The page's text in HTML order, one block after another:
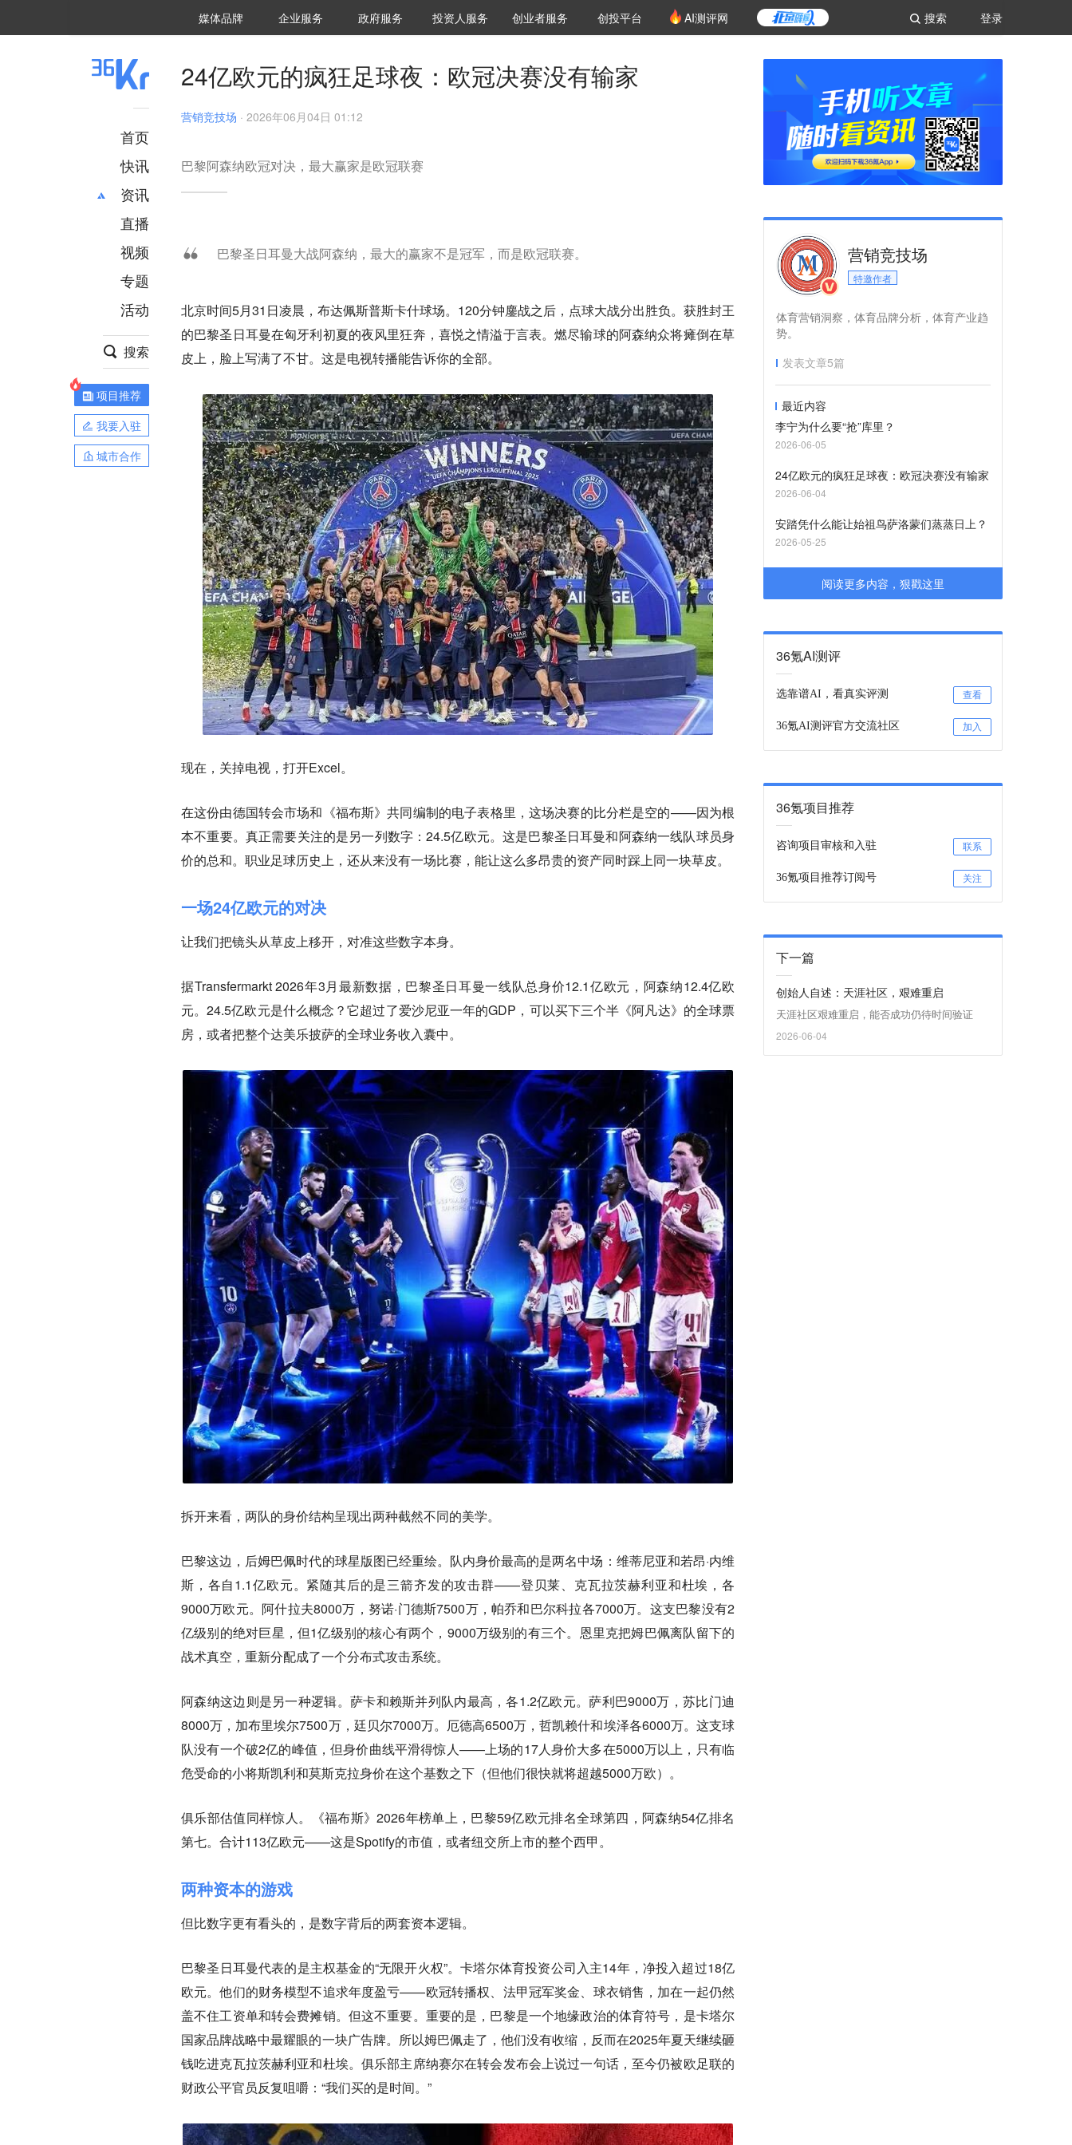
登录
搜索
媒体品牌 36Kr研究院
企业服务 城市之窗
政府服务 VClub投资机构库
投资机构职位推介
投资人服务 创投氪堂
创业者服务 创投平台 AI测评网
首页
快讯
资讯
推荐
财经
项目推荐
安徽
直播
视频
专题
活动
搜索
项目推荐
我要入驻
城市合作
24亿欧元的疯狂足球夜：欧冠决赛没有输家
营销竞技场 · 2026年06月04日 01:12
巴黎阿森纳欧冠对决，最大赢家是欧冠联赛
巴黎圣日耳曼大战阿森纳，最大的赢家不是冠军，而是欧冠联赛。
北京时间5月31日凌晨，布达佩斯普斯卡什球场。120分钟鏖战之后，点球大战分出胜负。获胜封王
的巴黎圣日耳曼在匈牙利初夏的夜风里狂奔，喜悦之情溢于言表。燃尽输球的阿森纳众将瘫倒在草
皮上，脸上写满了不甘。这是电视转播能告诉你的全部。
现在，关掉电视，打开Excel。
在这份由德国转会市场和《福布斯》共同编制的电子表格里，这场决赛的比分栏是空的——因为根
本不重要。真正需要关注的是另一列数字：24.5亿欧元。这是巴黎圣日耳曼和阿森纳一线队球员身
价的总和。职业足球历史上，还从来没有一场比赛，能让这么多昂贵的资产同时踩上同一块草皮。
一场24亿欧元的对决
让我们把镜头从草皮上移开，对准这些数字本身。
据Transfermarkt 2026年3月最新数据，巴黎圣日耳曼一线队总身价12.1亿欧元，阿森纳12.4亿欧
元。24.5亿欧元是什么概念？它超过了爱沙尼亚一年的GDP，可以买下三个半《阿凡达》的全球票
房，或者把整个达美乐披萨的全球业务收入囊中。
拆开来看，两队的身价结构呈现出两种截然不同的美学。
巴黎这边，后姆巴佩时代的球星版图已经重绘。队内身价最高的是两名中场：维蒂尼亚和若昂·内维
斯，各自1.1亿欧元。紧随其后的是三箭齐发的攻击群——登贝莱、克瓦拉茨赫利亚和杜埃，各
9000万欧元。阿什拉夫8000万，努诺·门德斯7500万，帕乔和巴尔科拉各7000万。这支巴黎没有2
亿级别的绝对巨星，但1亿级别的核心有两个，9000万级别的有三个。恩里克把姆巴佩离队留下的
战术真空，重新分配成了一个分布式攻击系统。
阿森纳这边则是另一种逻辑。萨卡和赖斯并列队内最高，各1.2亿欧元。萨利巴9000万，苏比门迪
8000万，加布里埃尔7500万，廷贝尔7000万。厄德高6500万，哲凯赖什和埃泽各6000万。这支球
队没有一个破2亿的峰值，但身价曲线平滑得惊人——上场的17人身价大多在5000万以上，只有临
危受命的小将斯凯利和莫斯克拉身价在这个基数之下（但他们很快就将超越5000万欧）。
俱乐部估值同样惊人。《福布斯》2026年榜单上，巴黎59亿欧元排名全球第四，阿森纳54亿排名
第七。合计113亿欧元——这是Spotify的市值，或者纽交所上市的整个西甲。
两种资本的游戏
但比数字更有看头的，是数字背后的两套资本逻辑。
巴黎圣日耳曼代表的是主权基金的“无限开火权”。卡塔尔体育投资公司入主14年，净投入超过18亿
欧元。他们的财务模型不追求年度盈亏——欧冠转播权、法甲冠军奖金、球衣销售，加在一起仍然
盖不住工资单和转会费摊销。但这不重要。重要的是，巴黎是一个地缘政治的体育符号，是卡塔尔
国家品牌战略中最耀眼的一块广告牌。所以姆巴佩走了，他们没有收缩，反而在2025年夏天继续砸
钱吃进克瓦拉茨赫利亚和杜埃。俱乐部主席纳赛尔在转会发布会上说过一句话，至今仍被欧足联的
财政公平官员反复咀嚼：“我们买的是时间。”
营销竞技场
特邀作者
体育营销洞察，体育品牌分析，体育产业趋
势。
发表文章5篇
最近内容
李宁为什么要“抢”库里？
2026-06-05
24亿欧元的疯狂足球夜：欧冠决赛没有输家
2026-06-04
安踏凭什么能让始祖鸟萨洛蒙们蒸蒸日上？
2026-05-25
阅读更多内容，狠戳这里
36氪AI测评
选靠谱AI，看真实评测 查看
36氪AI测评官方交流社区 加入
36氪项目推荐
咨询项目审核和入驻 联系
36氪项目推荐订阅号 关注
下一篇
创始人自述：天涯社区，艰难重启
天涯社区艰难重启，能否成功仍待时间验证
2026-06-04